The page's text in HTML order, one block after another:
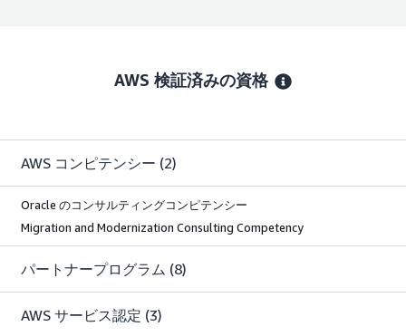
AWS 検証済みの資格
AWS コンピテンシー (2)
Oracle のコンサルティングコンピテンシー
Migration and Modernization Consulting Competency
パートナープログラム (8)
AWS サービス認定 (3)